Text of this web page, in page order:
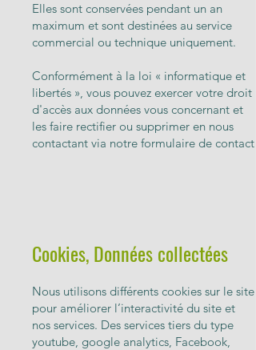
Elles sont conservées pendant un an
maximum et sont destinées au service
commercial ou technique uniquement.
Conformément à la loi « informatique et
libertés », vous pouvez exercer votre droit
d'accès aux données vous concernant et
les faire rectifier ou supprimer en nous
contactant via notre formulaire de contact
Cookies, Données collectées
Nous utilisons différents cookies sur le site
pour améliorer l’interactivité du site et
nos services. Des services tiers du type
youtube, google analytics, Facebook,